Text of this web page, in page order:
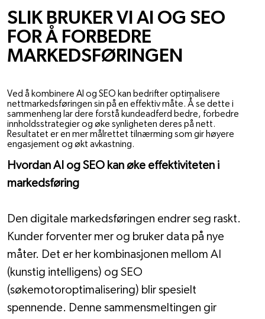
Hvordan AI og SEO kan øke effektiviteten i
markedsføring
Den digitale markedsføringen endrer seg raskt.
Kunder forventer mer og bruker data på nye
måter. Det er her kombinasjonen mellom AI
(kunstig intelligens) og SEO
(søkemotoroptimalisering) blir spesielt
spennende. Denne sammensmeltingen gir
SLIK BRUKER VI AI OG SEO
FOR Å FORBEDRE
MARKEDSFØRINGEN
Ved å kombinere AI og SEO kan bedrifter optimalisere
nettmarkedsføringen sin på en effektiv måte. Å se dette i
sammenheng lar dere forstå kundeadferd bedre, forbedre
innholdsstrategier og øke synligheten deres på nett.
Resultatet er en mer målrettet tilnærming som gir høyere
engasjement og økt avkastning.